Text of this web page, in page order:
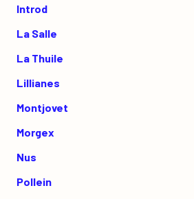
Introd
La Salle
La Thuile
Lillianes
Montjovet
Morgex
Nus
Pollein